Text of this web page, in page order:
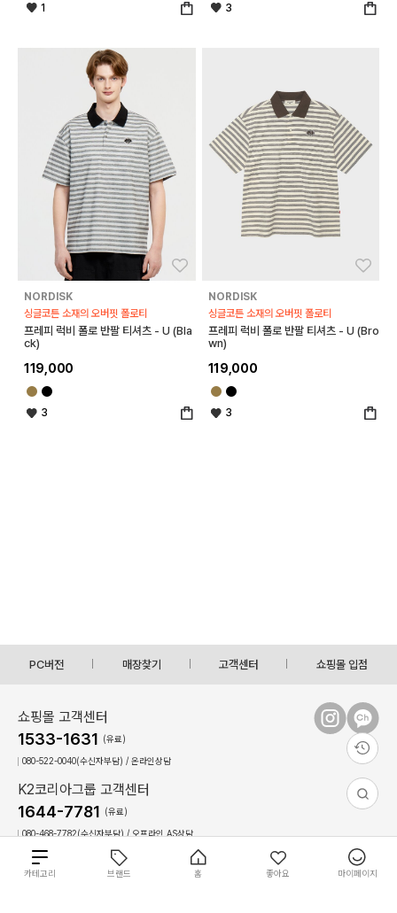
1 3
NORDISK
싱글코튼 소재의 오버핏 폴로티
프레피 럭비 폴로 반팔 티셔츠 - U (Bla
ck)
119,000
3
NORDISK
싱글코튼 소재의 오버핏 폴로티
프레피 럭비 폴로 반팔 티셔츠 - U (Bro
wn)
119,000
3
PC버전 매장찾기 고객센터 쇼핑몰 입점
쇼핑몰 고객센터
1533-1631 (유료)
080-522-0040(수신자부담) / 온라인상담
K2코리아그룹 고객센터
1644-7781 (유료)
080-468-7782(수신자부담) / 오프라인,AS상담
상담시간 : 09:00 ~ 17:30(토,일, 공휴일 휴무)
점심시간 : 12:30 ~ 13:30(상담불가)
카테고리 브랜드 홈 좋아요 마이페이지